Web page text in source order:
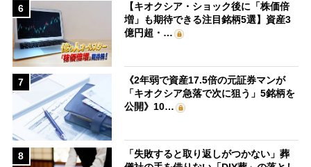
6
【キオクシア・ショック後に「株価倍
増」も期待できる注目銘柄5選】資産3
億円超・…
7
《2年弱で資産17.5倍の元証券マンが
「キオクシア急落で次に狙う」5銘柄を
公開》10…
8
「失敗すると取り返しがつかない」葬